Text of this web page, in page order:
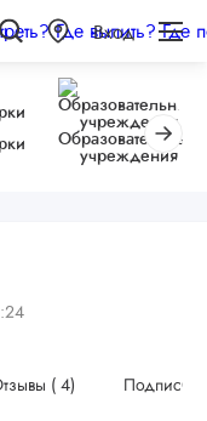
Вход
Образовательные
учреждения
( 4)